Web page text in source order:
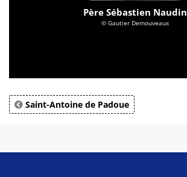
Père Sébastien Naudin
© Gautier Demouveaux
Saint-Antoine de Padoue